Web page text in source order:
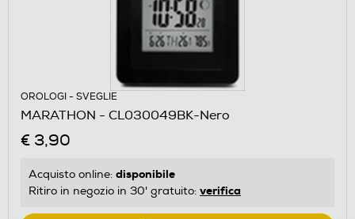
OROLOGI - SVEGLIE
MARATHON - CL030049BK-Nero
€ 3,90
Acquisto online: disponibile
Ritiro in negozio in 30' gratuito: verifica